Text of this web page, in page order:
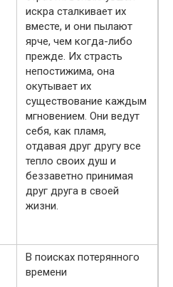
искра сталкивает их
вместе, и они пылают
ярче, чем когда-либо
прежде. Их страсть
непостижима, она
окутывает их
существование каждым
мгновением. Они ведут
себя, как пламя,
отдавая друг другу все
тепло своих душ и
беззаветно принимая
друг друга в своей
жизни.
В поисках потерянного
времени